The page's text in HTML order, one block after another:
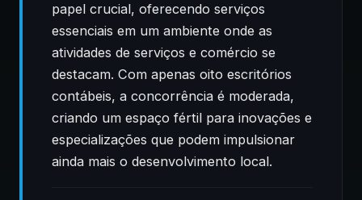
papel crucial, oferecendo serviços
essenciais em um ambiente onde as
atividades de serviços e comércio se
destacam. Com apenas oito escritórios
contábeis, a concorrência é moderada,
criando um espaço fértil para inovações e
especializações que podem impulsionar
ainda mais o desenvolvimento local.